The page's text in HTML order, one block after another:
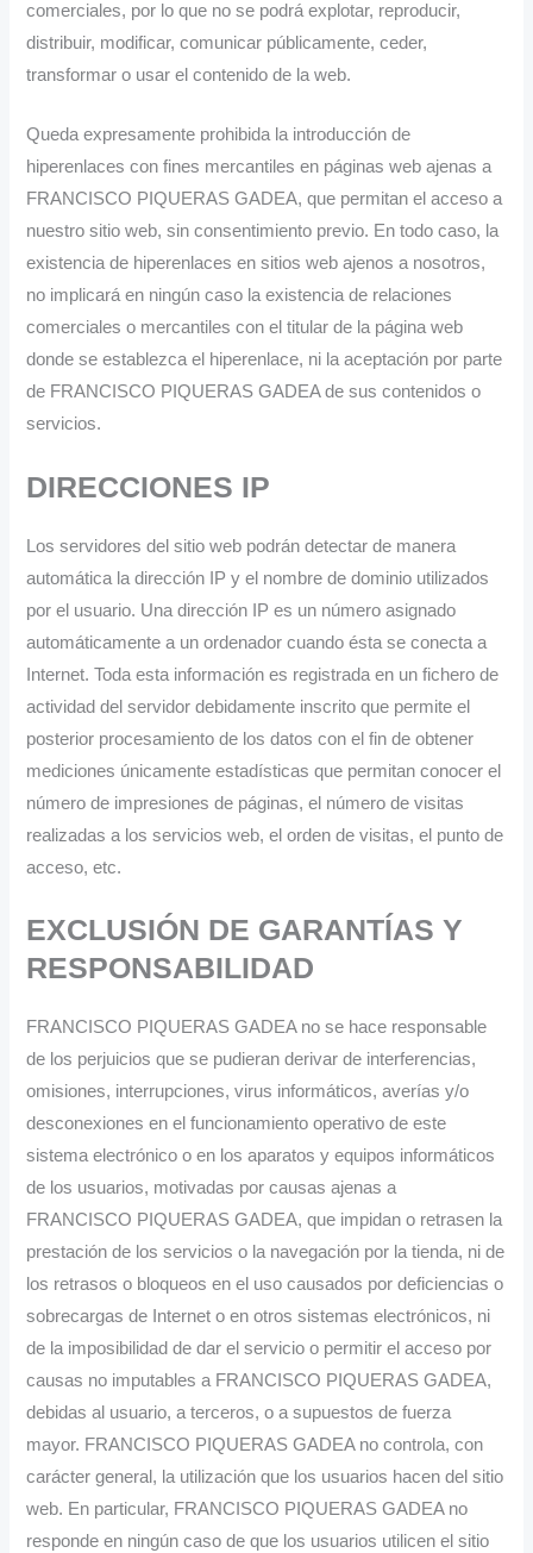
comerciales, por lo que no se podrá explotar, reproducir,
distribuir, modificar, comunicar públicamente, ceder,
transformar o usar el contenido de la web.
Queda expresamente prohibida la introducción de
hiperenlaces con fines mercantiles en páginas web ajenas a
FRANCISCO PIQUERAS GADEA, que permitan el acceso a
nuestro sitio web, sin consentimiento previo. En todo caso, la
existencia de hiperenlaces en sitios web ajenos a nosotros,
no implicará en ningún caso la existencia de relaciones
comerciales o mercantiles con el titular de la página web
donde se establezca el hiperenlace, ni la aceptación por parte
de FRANCISCO PIQUERAS GADEA de sus contenidos o
servicios.
DIRECCIONES IP
Los servidores del sitio web podrán detectar de manera
automática la dirección IP y el nombre de dominio utilizados
por el usuario. Una dirección IP es un número asignado
automáticamente a un ordenador cuando ésta se conecta a
Internet. Toda esta información es registrada en un fichero de
actividad del servidor debidamente inscrito que permite el
posterior procesamiento de los datos con el fin de obtener
mediciones únicamente estadísticas que permitan conocer el
número de impresiones de páginas, el número de visitas
realizadas a los servicios web, el orden de visitas, el punto de
acceso, etc.
EXCLUSIÓN DE GARANTÍAS Y
RESPONSABILIDAD
FRANCISCO PIQUERAS GADEA no se hace responsable
de los perjuicios que se pudieran derivar de interferencias,
omisiones, interrupciones, virus informáticos, averías y/o
desconexiones en el funcionamiento operativo de este
sistema electrónico o en los aparatos y equipos informáticos
de los usuarios, motivadas por causas ajenas a
FRANCISCO PIQUERAS GADEA, que impidan o retrasen la
prestación de los servicios o la navegación por la tienda, ni de
los retrasos o bloqueos en el uso causados por deficiencias o
sobrecargas de Internet o en otros sistemas electrónicos, ni
de la imposibilidad de dar el servicio o permitir el acceso por
causas no imputables a FRANCISCO PIQUERAS GADEA,
debidas al usuario, a terceros, o a supuestos de fuerza
mayor. FRANCISCO PIQUERAS GADEA no controla, con
carácter general, la utilización que los usuarios hacen del sitio
web. En particular, FRANCISCO PIQUERAS GADEA no
responde en ningún caso de que los usuarios utilicen el sitio